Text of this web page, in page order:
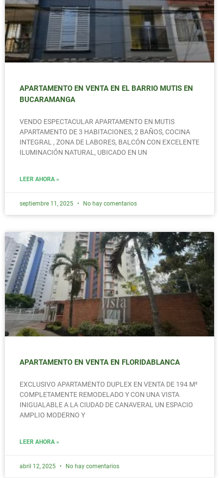
APARTAMENTO EN VENTA EN EL BARRIO MUTIS EN
BUCARAMANGA
VENDO ESPECTACULAR APARTAMENTO EN MUTIS
APARTAMENTO DE 3 HABITACIONES, 2 BAÑOS, COCINA
INTEGRAL , ZONA DE LABORES, BALCÓN CON EXCELENTE
ILUMINACIÓN NATURAL, UBICADO EN UN
LEER AHORA »
septiembre 11, 2025 No hay comentarios
APARTAMENTO EN VENTA EN FLORIDABLANCA
EXCLUSIVO APARTAMENTO DUPLEX EN VENTA DE 194 M²
COMPLETAMENTE REMODELADO Y CON UNA VISTA
INIGUALABLE A LA CIUDAD DE CANAVERAL UN ESPACIO
AMPLIO MODERNO Y
LEER AHORA »
abril 12, 2025 No hay comentarios